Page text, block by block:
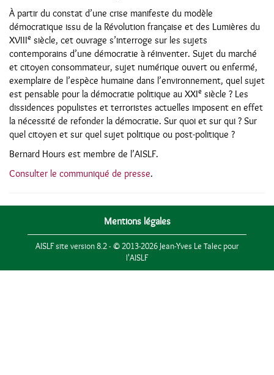
À partir du constat d’une crise manifeste du modèle
démocratique issu de la Révolution française et des Lumières du
XVIIIe siècle, cet ouvrage s’interroge sur les sujets
contemporains d’une démocratie à réinventer. Sujet du marché
et citoyen consommateur, sujet numérique ouvert ou enfermé,
exemplaire de l’espèce humaine dans l’environnement, quel sujet
est pensable pour la démocratie politique au XXIe siècle ? Les
dissidences populistes et terroristes actuelles imposent en effet
la nécessité de refonder la démocratie. Sur quoi et sur qui ? Sur
quel citoyen et sur quel sujet politique ou post-politique ?
Bernard Hours est membre de l’AISLF.
Consulter le communiqué de presse.
Mentions légales
AISLF site version 8.2 - © 2013-2026 Jean-Yves Le Talec pour
l'AISLF